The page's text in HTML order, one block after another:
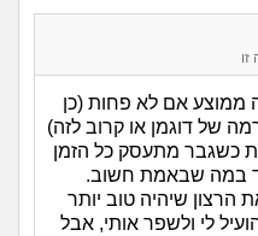
ממוצע אם לא פחות (כן
של דוגמן או קרוב לזה)
כשגבר מתעסק כל הזמן
במה שבאמת חשוב.
שיהיה טוב יותר
לי ולשפר אותי, אבל